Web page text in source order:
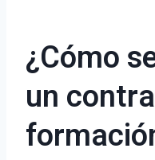
¿Cómo
un